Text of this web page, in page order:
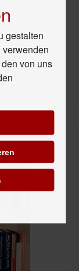
gestalten
verwenden
von uns